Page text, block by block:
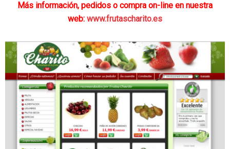
Más información, pedidos o compra on-line en nuestra
web: www.frutascharito.es